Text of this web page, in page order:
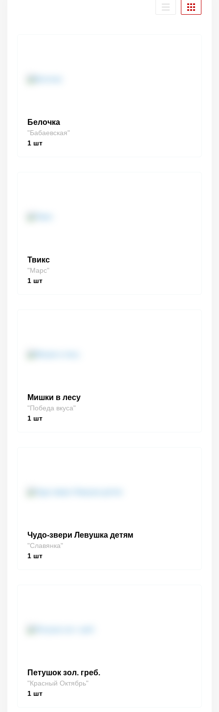
Белочка
"Бабаевская"
1 шт
Твикс
"Марс"
1 шт
Мишки в лесу
"Победа вкуса"
1 шт
Чудо-звери Левушка детям
"Славянка"
1 шт
Петушок зол. греб.
"Красный Октябрь"
1 шт